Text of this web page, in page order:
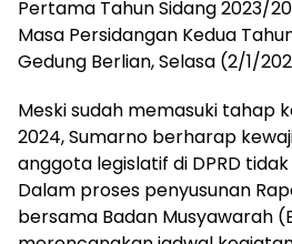
Pertama Tahun Sidang 2023/
Masa Persidangan Kedua
Gedung Berlian, Selasa (2/1/
Meski sudah memasuki tahap
2024, Sumarno berharap
anggota legislatif di DPRD
Dalam proses penyusunan
bersama Badan Musyawarah